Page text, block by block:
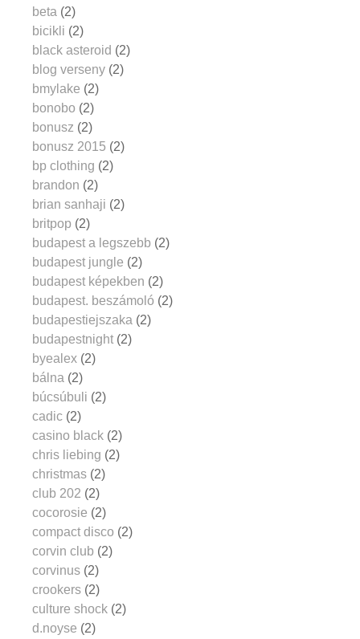
beta (2)
bicikli (2)
black asteroid (2)
blog verseny (2)
bmylake (2)
bonobo (2)
bonusz (2)
bonusz 2015 (2)
bp clothing (2)
brandon (2)
brian sanhaji (2)
britpop (2)
budapest a legszebb (2)
budapest jungle (2)
budapest képekben (2)
budapest. beszámoló (2)
budapestiejszaka (2)
budapestnight (2)
byealex (2)
bálna (2)
búcsúbuli (2)
cadic (2)
casino black (2)
chris liebing (2)
christmas (2)
club 202 (2)
cocorosie (2)
compact disco (2)
corvin club (2)
corvinus (2)
crookers (2)
culture shock (2)
d.noyse (2)